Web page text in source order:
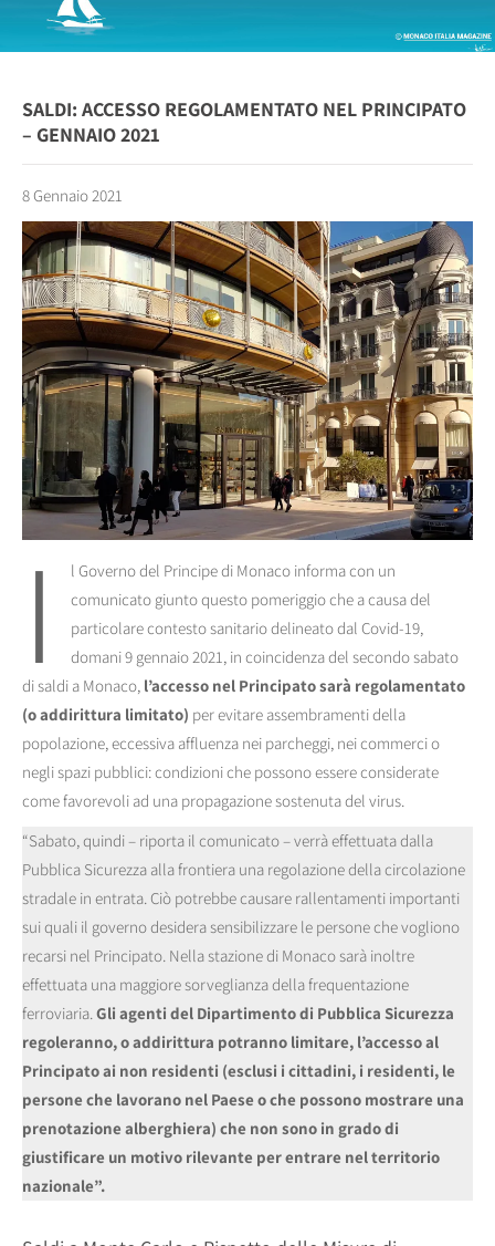
SALDI: ACCESSO REGOLAMENTATO NEL PRINCIPATO
– GENNAIO 2021
8 Gennaio 2021
I
l Governo del Principe di Monaco informa con un
comunicato giunto questo pomeriggio che a causa del
particolare contesto sanitario delineato dal Covid-19,
domani 9 gennaio 2021, in coincidenza del secondo sabato
di saldi a Monaco, l’accesso nel Principato sarà regolamentato
(o addirittura limitato) per evitare assembramenti della
popolazione, eccessiva affluenza nei parcheggi, nei commerci o
negli spazi pubblici: condizioni che possono essere considerate
come favorevoli ad una propagazione sostenuta del virus.
“Sabato, quindi – riporta il comunicato – verrà effettuata dalla
Pubblica Sicurezza alla frontiera una regolazione della circolazione
stradale in entrata. Ciò potrebbe causare rallentamenti importanti
sui quali il governo desidera sensibilizzare le persone che vogliono
recarsi nel Principato. Nella stazione di Monaco sarà inoltre
effettuata una maggiore sorveglianza della frequentazione
ferroviaria.Gli agenti del Dipartimento di Pubblica Sicurezza
regoleranno, o addirittura potranno limitare, l’accesso al
Principato ai non residenti (esclusi i cittadini, i residenti, le
persone che lavorano nel Paese o che possono mostrare una
prenotazione alberghiera) che non sono in grado di
giustificare un motivo rilevante per entrare nel territorio
nazionale”.